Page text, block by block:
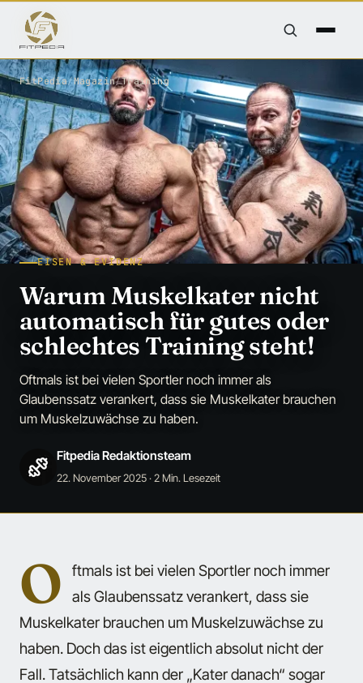
FitPedia/Magazin/Training
EISEN & EVIDENZ
Warum Muskelkater nicht
automatisch für gutes oder
schlechtes Training steht!
Oftmals ist bei vielen Sportler noch immer als
Glaubenssatz verankert, dass sie Muskelkater brauchen
um Muskelzuwächse zu haben.
Fitpedia Redaktionsteam
22. November 2025· 2 Min. Lesezeit
O
ftmals ist bei vielen Sportler noch immer
als Glaubenssatz verankert, dass sie
Muskelkater brauchen um Muskelzuwächse zu
haben. Doch das ist eigentlich absolut nicht der
Fall. Tatsächlich kann der „Kater danach“ sogar